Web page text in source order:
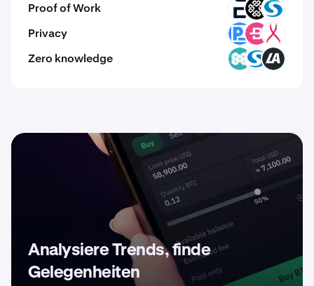
Proof of Work EVR SIGNA SYS
Privacy PRE BCN DRGX
Zero knowledge MCH SYS LA
Analysiere Trends, finde
Gelegenheiten